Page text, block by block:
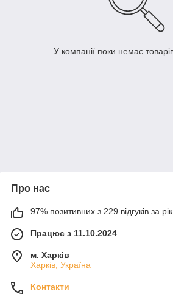
У компанії поки немає
Про нас
97% позитивних з 229 відгуків за рік
Працює з 11.10.2024
м. Харків
Харків, Україна
Контакти